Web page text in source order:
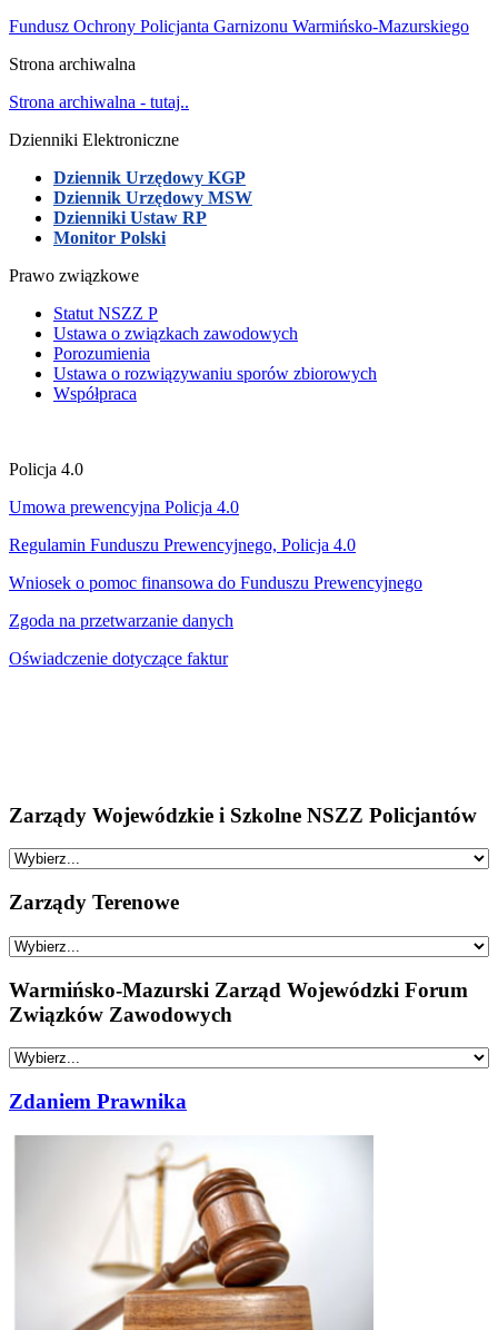
Fundusz Ochrony Policjanta Garnizonu Warmińsko-Mazurskiego
Strona archiwalna
Strona archiwalna - tutaj..
Dzienniki Elektroniczne
Dziennik Urzędowy KGP
Dziennik Urzędowy MSW
Dzienniki Ustaw RP
Monitor Polski
Prawo związkowe
Statut NSZZ P
Ustawa o związkach zawodowych
Porozumienia
Ustawa o rozwiązywaniu sporów zbiorowych
Współpraca
Policja 4.0
Umowa prewencyjna Policja 4.0
Regulamin Funduszu Prewencyjnego, Policja 4.0
Wniosek o pomoc finansowa do Funduszu Prewencyjnego
Zgoda na przetwarzanie danych
Oświadczenie dotyczące faktur
Zarządy Wojewódzkie i Szkolne NSZZ Policjantów
Zarządy Terenowe
Warmińsko-Mazurski Zarząd Wojewódzki Forum
Związków Zawodowych
Zdaniem Prawnika